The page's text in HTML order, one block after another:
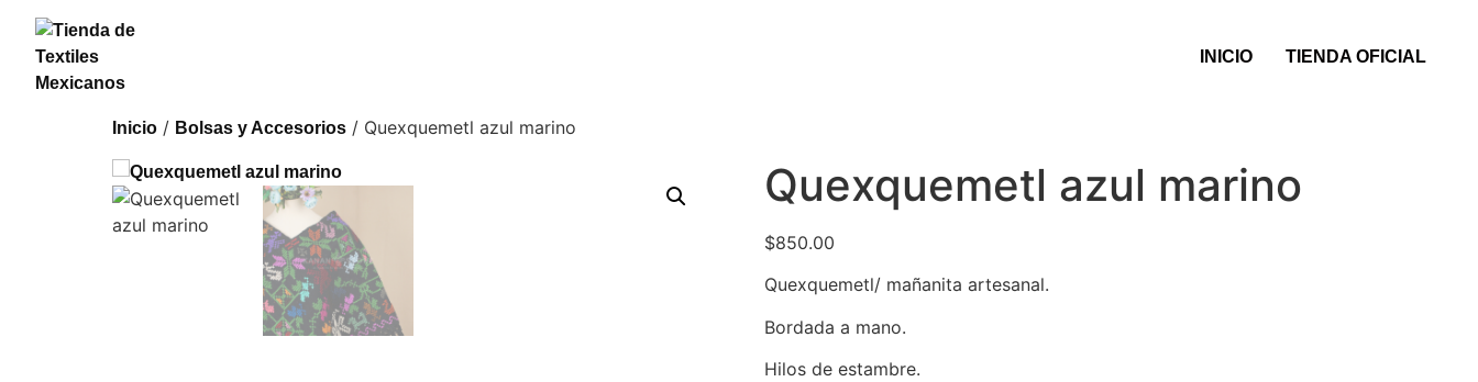
INICIO TIENDA OFICIAL
Inicio / Bolsas y Accesorios / Quexquemetl azul marino
Quexquemetl azul marino
$850.00
Quexquemetl/ mañanita artesanal.
Bordada a mano.
Hilos de estambre.